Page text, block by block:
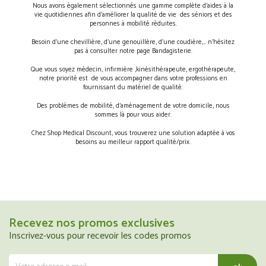
Nous avons également sélectionnés une gamme complète d’aides à la
vie quotidiennes afin d’améliorer la qualité de vie des séniors et des
personnes à mobilité réduites.
Besoin d’une chevillière, d’une genouillère, d’une coudière,… n’hésitez
pas à consulter notre page Bandagisterie.
Que vous soyez médecin, infirmière ,kinésithérapeute, ergothérapeute,
notre priorité est de vous accompagner dans votre professions en
fournissant du matériel de qualité.
Des problèmes de mobilité, d’aménagement de votre domicile, nous
sommes là pour vous aider.
Chez Shop Medical Discount, vous trouverez une solution adaptée à vos
besoins au meilleur rapport qualité/prix.
Recevez nos promos exclusives
Inscrivez-vous pour recevoir les codes promos